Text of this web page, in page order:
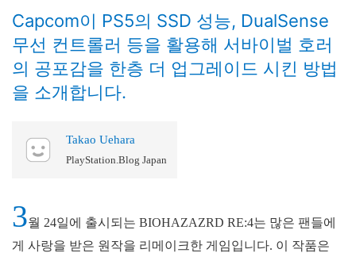
Capcom이 PS5의 SSD 성능, DualSense
무선 컨트롤러 등을 활용해 서바이벌 호러
의 공포감을 한층 더 업그레이드 시킨 방법
을 소개합니다.
Takao Uehara
PlayStation.Blog Japan
3월 24일에 출시되는 BIOHAZAZRD RE:4는 많은 팬들에
게 사랑을 받은 원작을 리메이크한 게임입니다. 이 작품은